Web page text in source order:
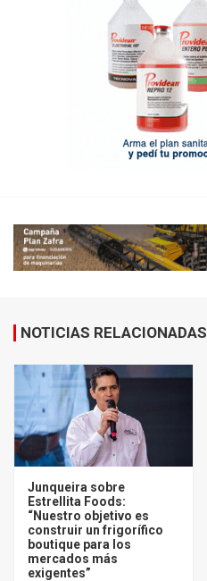
NOTICIAS RELACIONADAS
Junqueira sobre
Estrellita Foods:
“Nuestro objetivo es
construir un frigorífico
boutique para los
mercados más
exigentes”